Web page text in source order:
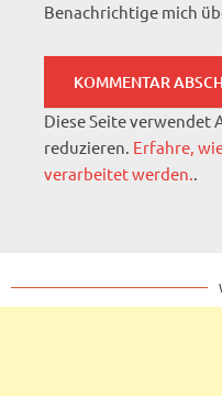
Benachrichtige mich
Diese Seite verwendet
reduzieren. Erfahre,
verarbeitet werden..